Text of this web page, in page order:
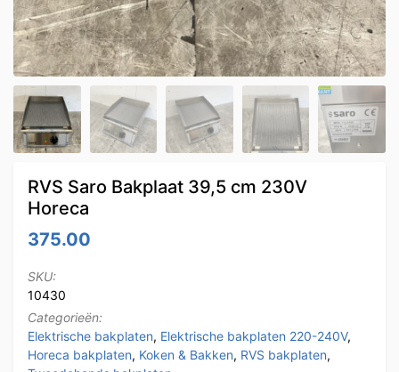
RVS Saro Bakplaat 39,5 cm 230V
Horeca
375.00
SKU:
10430
Categorieën:
Elektrische bakplaten, Elektrische bakplaten 220-240V,
Horeca bakplaten, Koken & Bakken, RVS bakplaten,